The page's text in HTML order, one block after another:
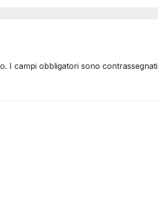
I campi obbligatori sono contrassegnati